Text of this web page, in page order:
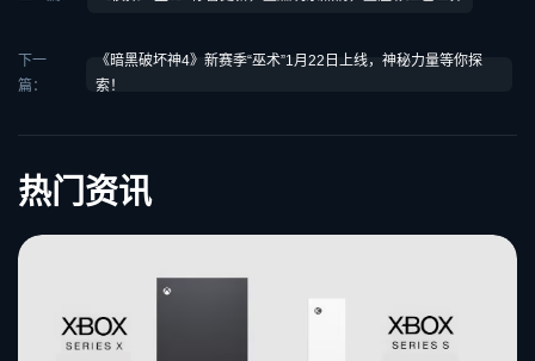
下一
篇：
《暗黑破坏神4》新赛季“巫术”1月22日上线，神秘力量等你探
索！
热门资讯